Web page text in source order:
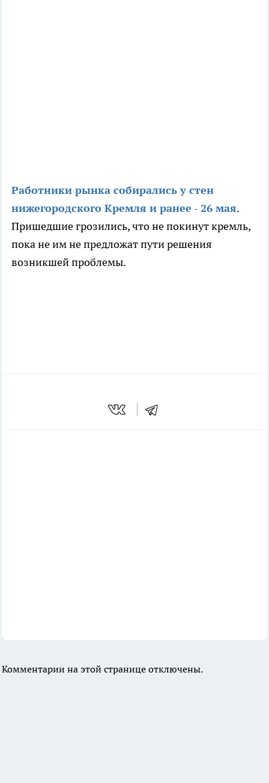
Работники рынка собирались у стен
нижегородского Кремля и ранее - 26 мая.
Пришедшие грозились, что не покинут кремль,
пока не им не предложат пути решения
возникшей проблемы.
Комментарии на этой странице отключены.